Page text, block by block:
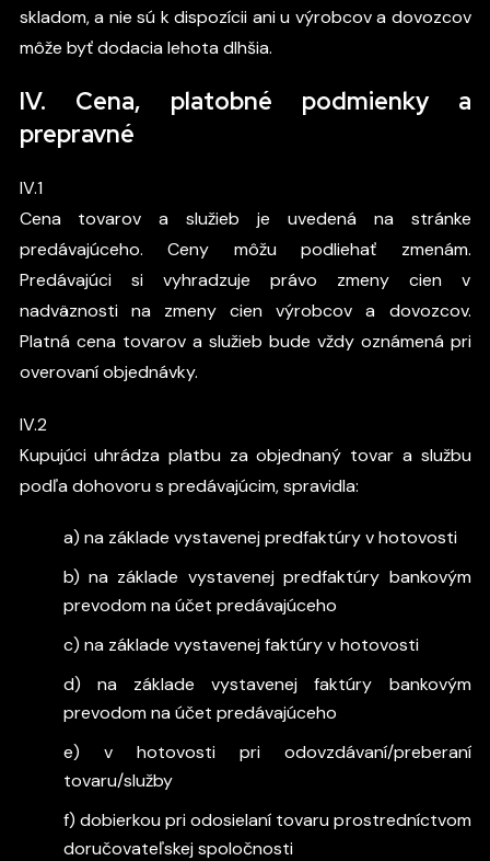
skladom, a nie sú k dispozícii ani u výrobcov a dovozcov
môže byť dodacia lehota dlhšia.
IV. Cena, platobné podmienky a
prepravné
IV.1
Cena tovarov a služieb je uvedená na stránke
predávajúceho. Ceny môžu podliehať zmenám.
Predávajúci si vyhradzuje právo zmeny cien v
nadväznosti na zmeny cien výrobcov a dovozcov.
Platná cena tovarov a služieb bude vždy oznámená pri
overovaní objednávky.
IV.2
Kupujúci uhrádza platbu za objednaný tovar a službu
podľa dohovoru s predávajúcim, spravidla:
a) na základe vystavenej predfaktúry v hotovosti
b) na základe vystavenej predfaktúry bankovým
prevodom na účet predávajúceho
c) na základe vystavenej faktúry v hotovosti
d) na základe vystavenej faktúry bankovým
prevodom na účet predávajúceho
e) v hotovosti pri odovzdávaní/preberaní
tovaru/služby
f) dobierkou pri odosielaní tovaru prostredníctvom
doručovateľskej spoločnosti